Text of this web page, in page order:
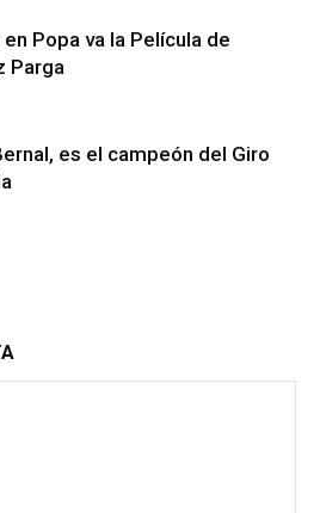
Popa va la Película de
Parga
es el campeón del Giro